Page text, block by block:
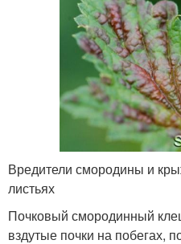
Вредители смородины и
листьях
Почковый смородинный
вздутые почки на побегах,